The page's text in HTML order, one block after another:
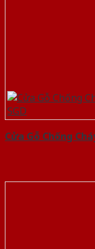
Cửa Gỗ Chống